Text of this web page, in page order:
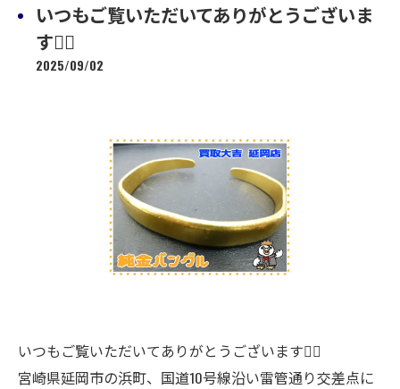
いつもご覧いただいてありがとうございま
す🙇‍♂️
2025/09/02
いつもご覧いただいてありがとうございます🙇‍♂️
宮崎県延岡市の浜町、国道10号線沿い雷管通り交差点に